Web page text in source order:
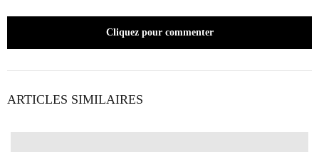
Cliquez pour commenter
ARTICLES SIMILAIRES